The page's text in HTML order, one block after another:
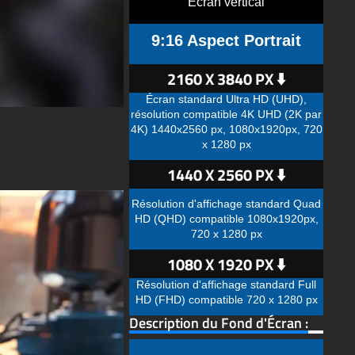
9:16 Aspect Portrait
2160 X 3840 PX ⬇️
Écran standard Ultra HD (UHD),
résolution compatible 4K UHD (2K par
4K) 1440x2560 px, 1080x1920px, 720
x 1280 px
1440 X 2560 PX ⬇️
Résolution d'affichage standard Quad
HD (QHD) compatible 1080x1920px,
720 x 1280 px
1080 X 1920 PX ⬇️
Résolution d'affichage standard Full
HD (FHD) compatible 720 x 1280 px
Description du Fond d'Écran :